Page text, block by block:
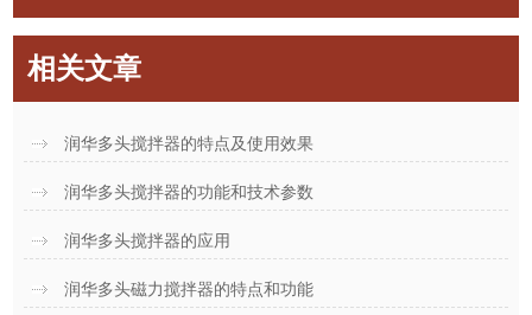
相关文章
润华多头搅拌器的特点及使用效果
润华多头搅拌器的功能和技术参数
润华多头搅拌器的应用
润华多头磁力搅拌器的特点和功能